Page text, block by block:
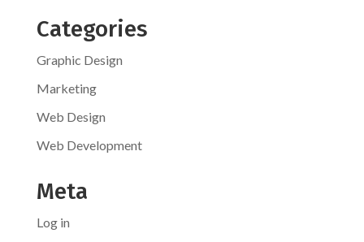
Categories
Graphic Design
Marketing
Web Design
Web Development
Meta
Log in